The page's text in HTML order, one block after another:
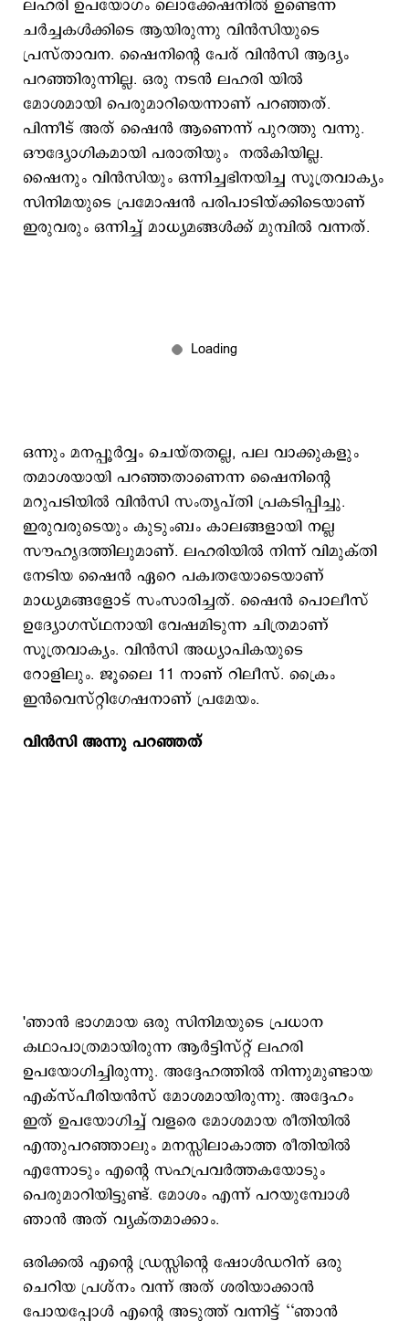
ലഹരി ഉപയോഗം ലൊക്കേഷനിൽ ഉണ്ടെന്ന
ചർച്ചകൾക്കിടെ ആയിരുന്നു വിൻസിയുടെ
പ്രസ്താവന. ഷൈനിന്റെ പേര് വിൻസി ആദ്യം
പറഞ്ഞിരുന്നില്ല. ഒരു നടൻ ലഹരി യിൽ
മോശമായി പെരുമാറിയെന്നാണ് പറഞ്ഞത്.
പിന്നീട് അത് ഷൈൻ ആണെന്ന് പുറത്തു വന്നു.
ഔദ്യോഗികമായി പരാതിയും നൽകിയില്ല.
ഷൈനും വിൻസിയും ഒന്നിച്ചഭിനയിച്ച സൂത്രവാക്യം
സിനിമയുടെ പ്രമോഷൻ പരിപാടിയ്ക്കിടെയാണ്
ഇരുവരും ഒന്നിച്ച് മാധ്യമങ്ങൾക്ക് മുമ്പിൽ വന്നത്.
ഒന്നും മനപ്പൂർവ്വം ചെയ്തതല്ല, പല വാക്കുകളും
തമാശയായി പറഞ്ഞതാണെന്ന ഷൈനിന്റെ
മറുപടിയിൽ വിൻസി സംതൃപ്തി പ്രകടിപ്പിച്ചു.
ഇരുവരുടെയും കുടുംബം കാലങ്ങളായി നല്ല
സൗഹൃദത്തിലുമാണ്. ലഹരിയിൽ നിന്ന് വിമുക്തി
നേടിയ ഷൈൻ ഏറെ പക്വതയോടെയാണ്
മാധ്യമങ്ങളോട് സംസാരിച്ചത്. ഷൈൻ പൊലീസ്
ഉദ്യോഗസ്ഥനായി വേഷമിടുന്ന ചിത്രമാണ്
സൂത്രവാക്യം. വിൻസി അധ്യാപികയുടെ
റോളിലും. ജൂലൈ 11 നാണ് റിലീസ്. ക്രൈം
ഇൻവെസ്റ്റിഗേഷനാണ് പ്രമേയം.
വിന്‍സി അന്നു പറഞ്ഞത്
'ഞാൻ ഭാഗമായ ഒരു സിനിമയുടെ പ്രധാന
കഥാപാത്രമായിരുന്ന ആർട്ടിസ്റ്റ് ലഹരി
ഉപയോഗിച്ചിരുന്നു. അദ്ദേഹത്തിൽ നിന്നുമുണ്ടായ
എക്സ്പീരിയൻസ് മോശമായിരുന്നു. അദ്ദേഹം
ഇത് ഉപയോഗിച്ച് വളരെ മോശമായ രീതിയിൽ
എന്തുപറഞ്ഞാലും മനസ്സിലാകാത്ത രീതിയിൽ
എന്നോടും എന്റെ സഹപ്രവർത്തകയോടും
പെരുമാറിയിട്ടുണ്ട്. മോശം എന്ന് പറയുമ്പോൾ
ഞാൻ അത് വ്യക്തമാക്കാം.
ഒരിക്കൽ എന്റെ ഡ്രസ്സിന്റെ ഷോൾഡറിന് ഒരു
ചെറിയ പ്രശ്നം വന്ന് അത് ശരിയാക്കാൻ
പോയപ്പോൾ എന്റെ അടുത്ത് വന്നിട്ട് ‘‘ഞാൻ